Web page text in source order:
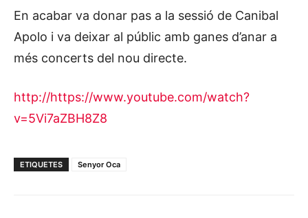
En acabar va donar pas a la sessió de Canibal
Apolo i va deixar al públic amb ganes d’anar a
més concerts del nou directe.
http://https://www.youtube.com/watch?
v=5Vi7aZBH8Z8
ETIQUETES Senyor Oca